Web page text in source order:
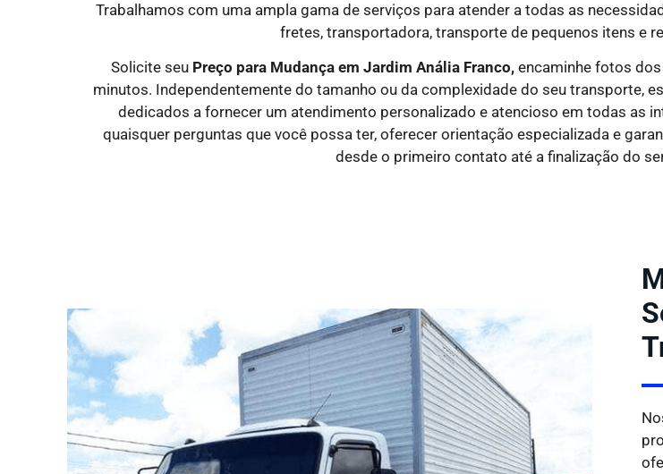
Trabalhamos com uma ampla gama de serviços para atender a todas as
fretes, transportadora, transporte de pequenos itens e
Solicite seu Preço para Mudança em Jardim Anália Franco,encaminhe fotos dos
minutos. Independentemente do tamanho ou da complexidade do seu transporte,
dedicados a fornecer um atendimento personalizado e atencioso em todas as
quaisquer perguntas que você possa ter, oferecer orientação especializada e
desde o primeiro contato até a finalização do